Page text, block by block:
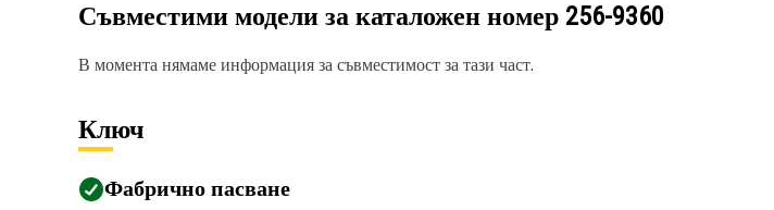
Съвместими модели за каталожен номер 256-9360
В момента нямаме информация за съвместимост за тази част.
Ключ
Фабрично пасване